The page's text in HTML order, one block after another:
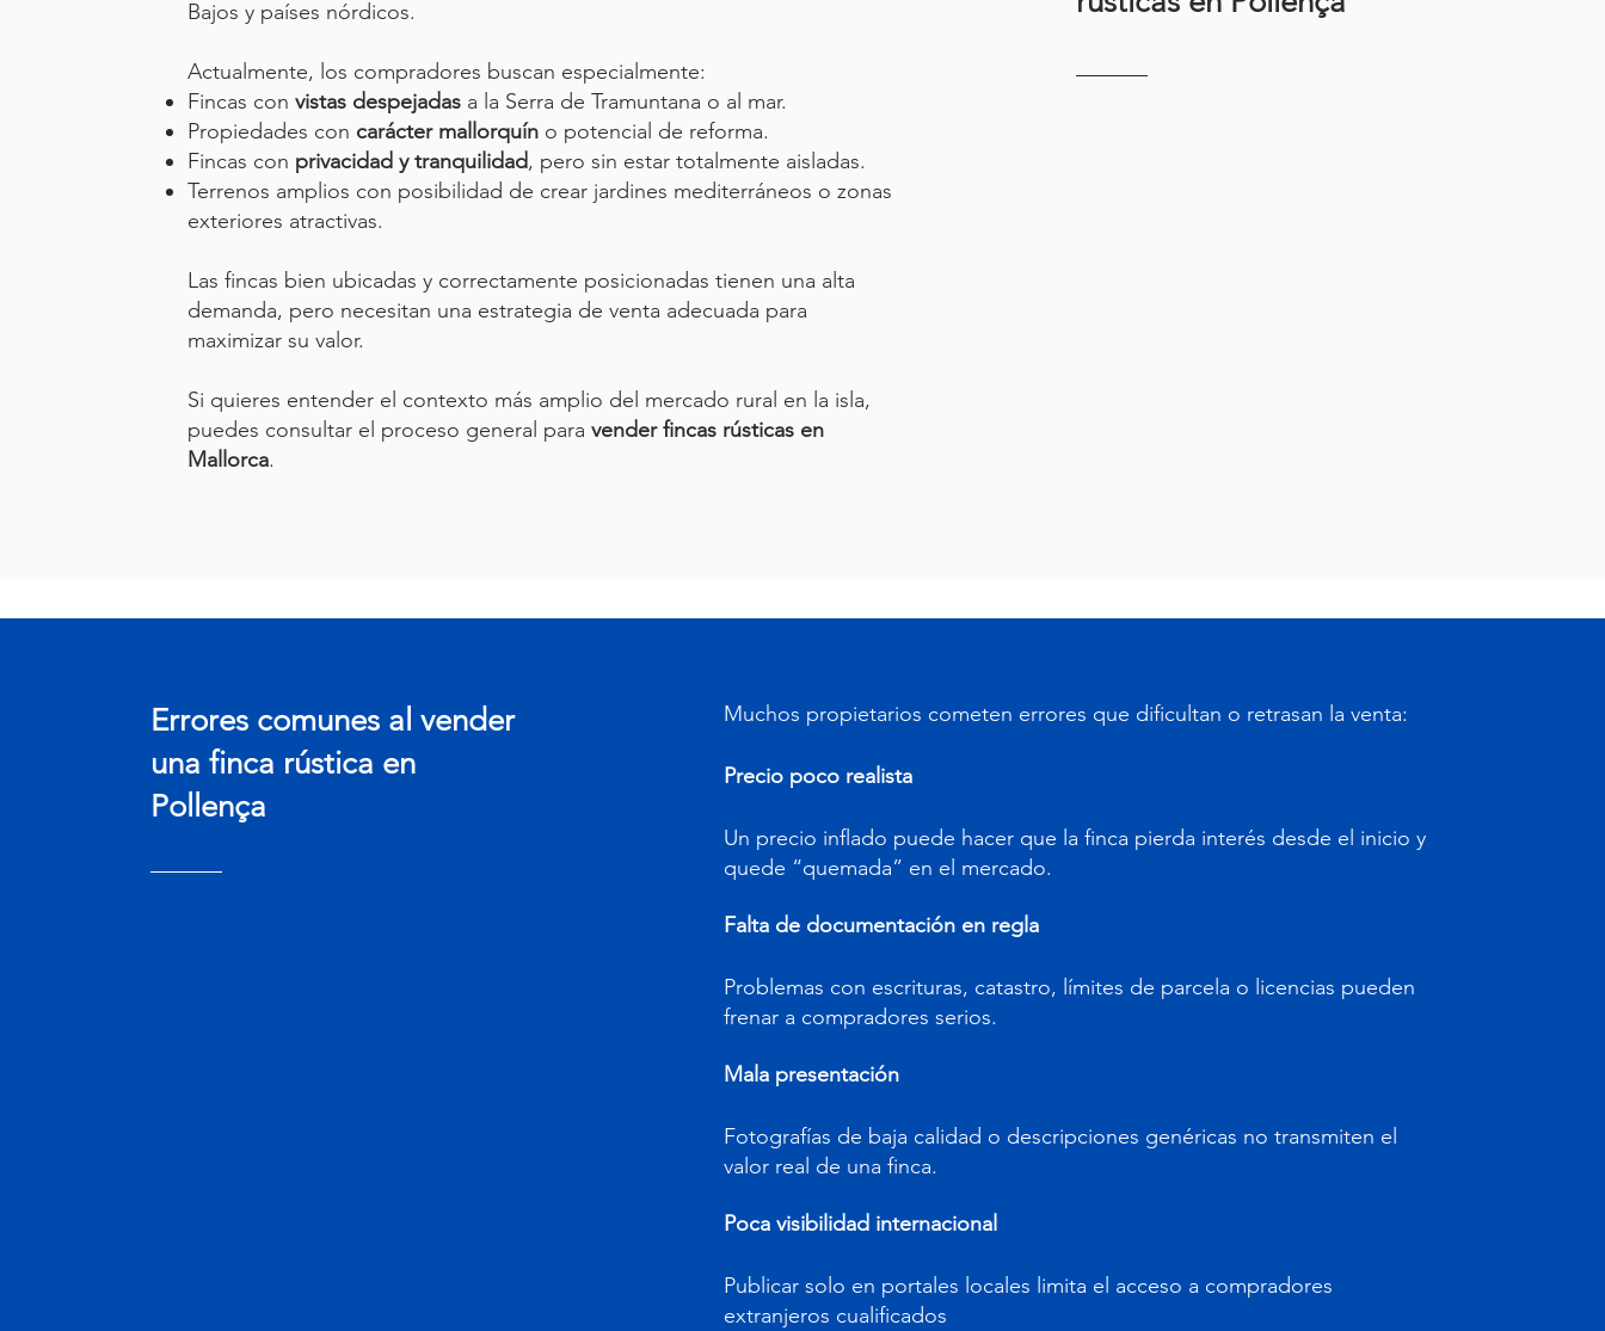
Bajos y países nórdicos.
Actualmente, los compradores buscan especialmente:
Fincas convistas despejadas a la Serra de Tramuntana o al mar.
Propiedades con carácter mallorquín o potencial de reforma.
Fincas con privacidad y tranquilidad, pero sin estar totalmente aisladas.
Terrenos amplios con posibilidad de crear jardines mediterráneos o zonas
exteriores atractivas.
Las fincas bien ubicadas y correctamente posicionadas tienen una alta
demanda, pero necesitan una estrategia de venta adecuada para
maximizar su valor.
Si quieres entender el contexto más amplio del mercado rural en la isla,
puedes consultar el proceso general paravender fincas rústicas en
Mallorca.
Errores comunes al vender
una finca rústica en
Pollença
Muchos propietarios cometen errores que dificultan o retrasan la venta:
Precio poco realista
Un precio inflado puede hacer que la finca pierda interés desde el inicio y
quede “quemada” en el mercado.
Falta de documentación en regla
Problemas con escrituras, catastro, límites de parcela o licencias pueden
frenar a compradores serios.
Mala presentación
Fotografías de baja calidad o descripciones genéricas no transmiten el
valor real de una finca.
Poca visibilidad internacional
Publicar solo en portales locales limita el acceso a compradores
extranjeros cualificados